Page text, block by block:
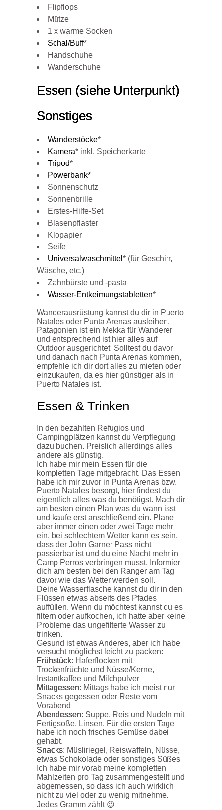
Flipflops
Mütze
1 x warme Socken
Schal/Buff*
Handschuhe
Wanderschuhe
Essen (siehe Unterpunkt)
Sonstiges
Wanderstöcke*
Kamera* inkl. Speicherkarte
Tripod*
Powerbank*
Sonnenschutz
Sonnenbrille
Erstes-Hilfe-Set
Blasenpflaster
Klopapier
Seife
Universalwaschmittel * (für Geschirr,
Wäsche, etc.)
Zahnbürste und -pasta
Wasser-Entkeimungstabletten*
Wanderausrüstung kannst du dir in Puerto
Natales oder Punta Arenas ausleihen.
Patagonien ist ein Mekka für Wanderer
und entsprechend ist hier alles auf
Outdoor ausgerichtet. Solltest du davor
und danach nach Punta Arenas kommen,
empfehle ich dir dort alles zu mieten oder
einzukaufen, da es hier günstiger als in
Puerto Natales ist.
Essen & Trinken
In den bezahlten Refugios und
Campingplätzen kannst du Verpflegung
dazu buchen. Preislich allerdings alles
andere als günstig.
Ich habe mir mein Essen für die
kompletten Tage mitgebracht. Das Essen
habe ich mir zuvor in Punta Arenas bzw.
Puerto Natales besorgt, hier findest du
eigentlich alles was du benötigst. Mach dir
am besten einen Plan was du wann isst
und kaufe erst anschließend ein. Plane
aber immer einen oder zwei Tage mehr
ein, bei schlechtem Wetter kann es sein,
dass der John Garner Pass nicht
passierbar ist und du eine Nacht mehr in
Camp Perros verbringen musst. Informier
dich am besten bei den Ranger am Tag
davor wie das Wetter werden soll.
Deine Wasserflasche kannst du dir in den
Flüssen etwas abseits des Pfades
auffüllen. Wenn du möchtest kannst du es
filtern oder aufkochen, ich hatte aber keine
Probleme das ungefilterte Wasser zu
trinken.
Gesund ist etwas Anderes, aber ich habe
versucht möglichst leicht zu packen:
Frühstück: Haferflocken mit
Trockenfrüchte und Nüsse/Kerne,
Instantkaffee und Milchpulver
Mittagessen: Mittags habe ich meist nur
Snacks gegessen oder Reste vom
Vorabend
Abendessen: Suppe, Reis und Nudeln mit
Fertigsoße, Linsen. Für die ersten Tage
habe ich noch frisches Gemüse dabei
gehabt.
Snacks: Müsliriegel, Reiswaffeln, Nüsse,
etwas Schokolade oder sonstiges Süßes
Ich habe mir vorab meine kompletten
Mahlzeiten pro Tag zusammengestellt und
abgemessen, so dass ich auch wirklich
nicht zu viel oder zu wenig mitnehme.
Jedes Gramm zählt 😉